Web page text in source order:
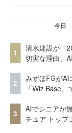
今日
1
清水建設が「
切実な理由、
2
みずほFGがAI
「Wiz Base
3
AIでシニアが
チュア トップ